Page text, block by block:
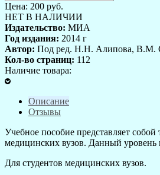
Цена: 200 руб.
НЕТ В НАЛИЧИИ
Издательство: МИА
Год издания: 2014 г
Автор: Под ред. Н.Н. Алипова, В.М.
Кол-во страниц: 112
Наличие товара:
Описание
Отзывы
Учебное пособие представляет
медицинских вузов. Данный уровень
Для студентов медицинских вузов.